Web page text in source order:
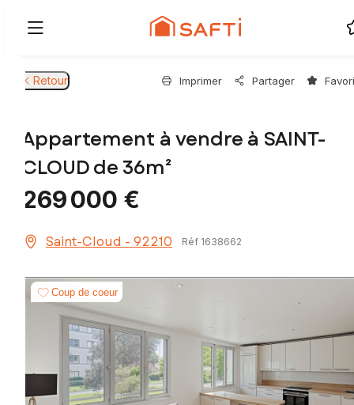
Retour Imprimer Partager
Appartement à vendre à SAINT-
CLOUD de 36m²
269 000 €
Saint-Cloud - 92210 Réf 1638662
Coup de coeur